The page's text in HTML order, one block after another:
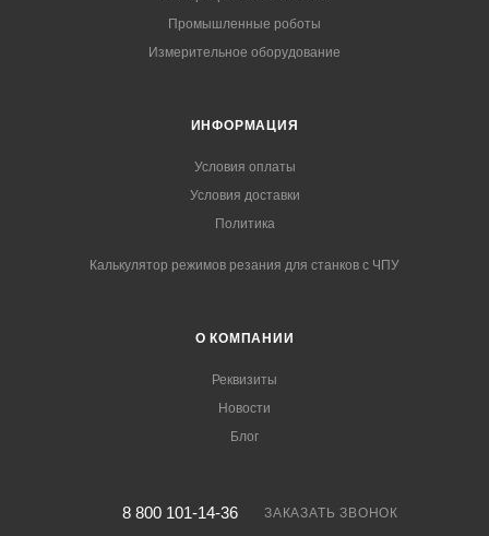
Промышленные роботы
Измерительное оборудование
ИНФОРМАЦИЯ
Условия оплаты
Условия доставки
Политика
Калькулятор режимов резания для станков с ЧПУ
О КОМПАНИИ
Реквизиты
Новости
Блог
8 800 101-14-36 ЗАКАЗАТЬ ЗВОНОК